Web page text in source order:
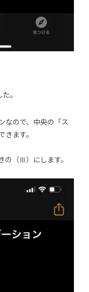
。
なので、中央の「ス
ます。
の（Ⅲ）にします。